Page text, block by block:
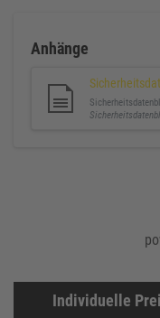
Anhänge
Individuelle